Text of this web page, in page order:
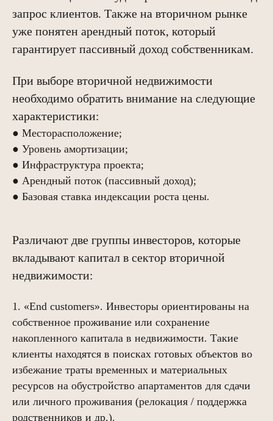
запрос клиентов. Также на вторичном рынке
уже понятен арендный поток, который
гарантирует пассивный доход собственникам.
При выборе вторичной недвижимости
необходимо обратить внимание на следующие
характеристики:
● Месторасположение;
● Уровень амортизации;
● Инфраструктура проекта;
● Арендный поток (пассивный доход);
● Базовая ставка индексации роста цены.
Различают две группы инвесторов, которые
вкладывают капитал в сектор вторичной
недвижимости:
1. «End customers». Инвесторы ориентированы на
собственное проживание или сохранение
накопленного капитала в недвижимости. Такие
клиенты находятся в поисках готовых объектов во
избежание траты временных и материальных
ресурсов на обустройство апартаментов для сдачи
или личного проживания (релокация / поддержка
родственников и др.).